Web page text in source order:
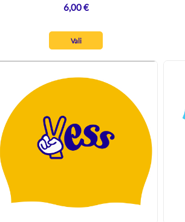
6,00€
Vali